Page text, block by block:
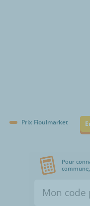
Prix Fioulmarket
Pour